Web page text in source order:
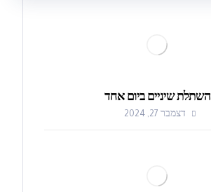
השתלת שיניים ביום אחד
דצמבר 27, 2024